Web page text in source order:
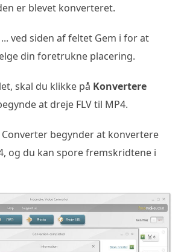
er blevet konverteret.
ved siden af feltet Gem i for at
din foretrukne placering.
skal du klikke på Konvertere
at dreje FLV til MP4.
Converter begynder at konvertere
og du kan spore fremskridtene i